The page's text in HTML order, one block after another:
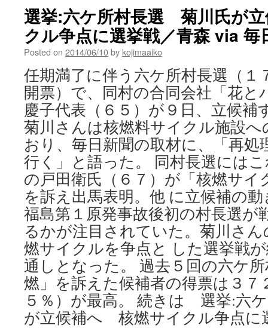
所
村
長
選
戸
田
氏
が
初
当
選
via
NHK
ニ
ュ
ー
ス
選挙:六ケ所村長選 菊川氏が
クル争点に選挙戦／青森 via 毎
Posted on 2014/06/10by kojimaaiko
任期満了に伴う六ケ所村長選（１
開票）で、同村の合同会社「花と
慶子代表（６５）が９日、立候補
菊川さんは核燃料サイクル施設
おり、毎日新聞の取材に、「再処
行く」と語った。 同村長選には
の戸田衛氏（６７）が「核燃サイ
を訴え出馬表明。他 に立候補の
福島第１原発事故後初の村長選が
るかが注目されていた。菊川さ
燃サイクルを争点と した選挙戦
通しとなった。 過去５回の六ケ
燃」を訴えた候補者の得票は３７
５％）が最高。 続きは 選挙:六
が立候補へ 核燃サイクル争点に